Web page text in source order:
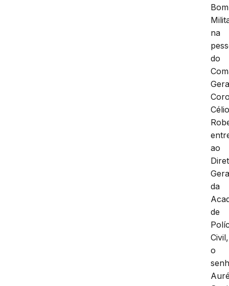
na
do
ao
da
de
Civil,
o